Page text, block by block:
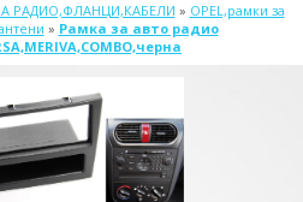
РАДИО,ФЛАНЦИ,КАБЕЛИ » OPEL,рамки за
» Рамка за авто радио